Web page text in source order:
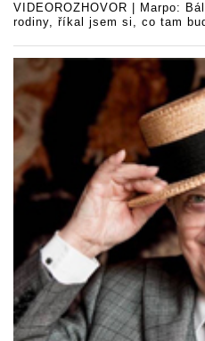
VIDEOROZHOVOR | Marpo:
rodiny, říkal jsem si, co tam